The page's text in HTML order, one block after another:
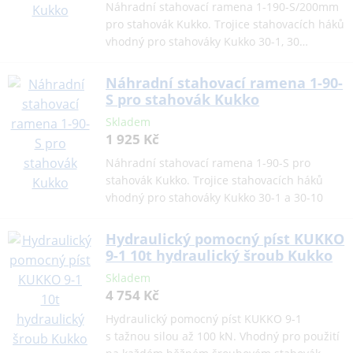
Náhradní stahovací ramena 1-190-S/200mm
pro stahovák Kukko. Trojice stahovacích háků
vhodný pro stahováky Kukko 30-1, 30…
Náhradní stahovací ramena 1-90-
S pro stahovák Kukko
Skladem
1 925 Kč
Náhradní stahovací ramena 1-90-S pro
stahovák Kukko. Trojice stahovacích háků
vhodný pro stahováky Kukko 30-1 a 30-10
Hydraulický pomocný píst KUKKO
9-1 10t hydraulický šroub Kukko
Skladem
4 754 Kč
Hydraulický pomocný píst KUKKO 9-1
s tažnou silou až 100 kN. Vhodný pro použití